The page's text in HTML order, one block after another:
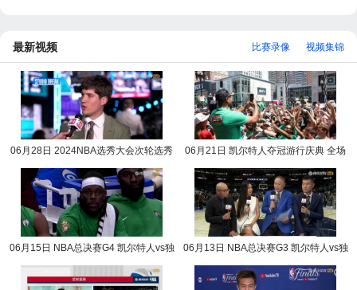
最新视频 视频集锦
比赛录像
06月28日 2024NBA选秀大会次轮选秀
06月21日 凯尔特人夺冠游行庆典 全场
06月15日 NBA总决赛G4 凯尔特人vs独
06月13日 NBA总决赛G3 凯尔特人vs独